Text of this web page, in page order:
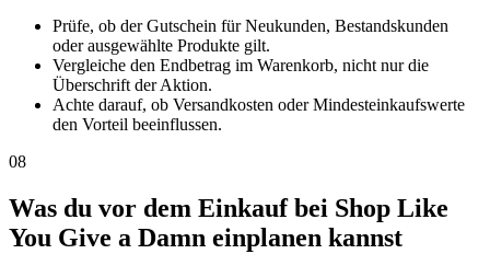
Prüfe, ob der Gutschein für Neukunden, Bestandskunden
oder ausgewählte Produkte gilt.
Vergleiche den Endbetrag im Warenkorb, nicht nur die
Überschrift der Aktion.
Achte darauf, ob Versandkosten oder Mindesteinkaufswerte
den Vorteil beeinflussen.
08
Was du vor dem Einkauf bei Shop Like
You Give a Damn einplanen kannst